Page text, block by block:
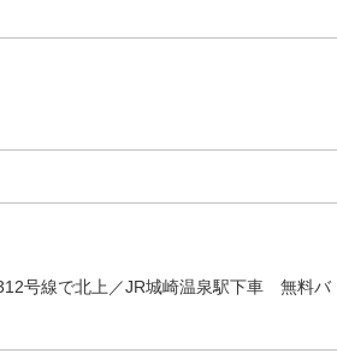
号線で北上／JR城崎温泉駅下車 無料バ